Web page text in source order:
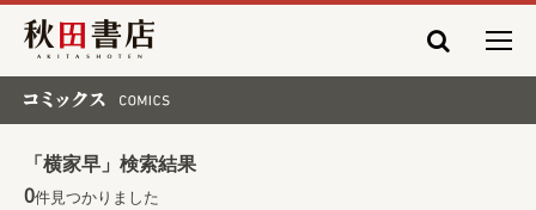
秋田書店
「横家早」検索結果
0件見つかりました